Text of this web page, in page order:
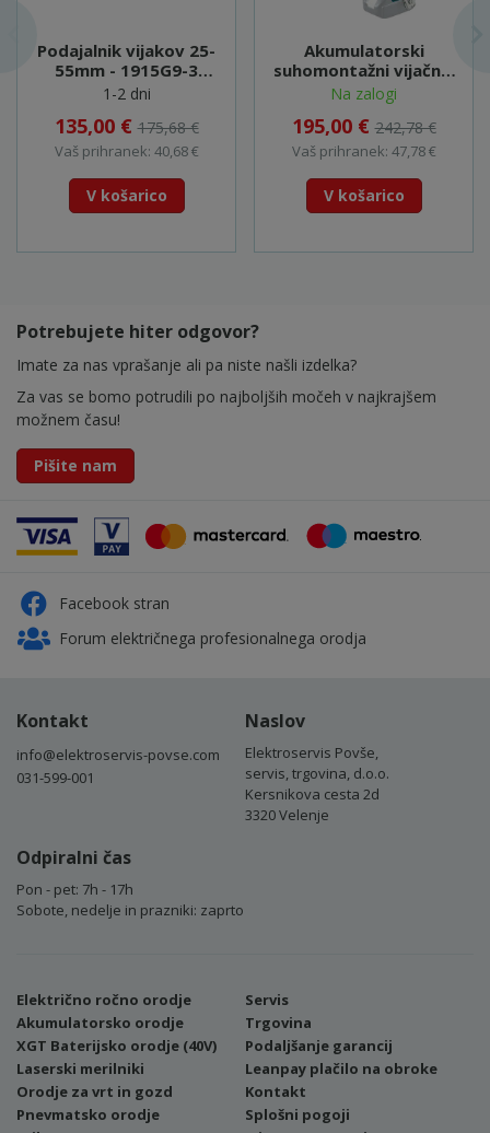
Podajalnik vijakov 25-
55mm - 1915G9-3
(191W94-5)
1-2 dni
135,00 €175,68 €
Vaš prihranek: 40,68 €
V košarico
Akumulatorski
suhomontažni vijačnik
- DFS452Z
Na zalogi
195,00 €242,78 €
Vaš prihranek: 47,78 €
V košarico
Potrebujete hiter odgovor?
Imate za nas vprašanje ali pa niste našli izdelka?
Za vas se bomo potrudili po najboljših močeh v najkrajšem
možnem času!
Pišite nam
Facebook stran
Forum električnega profesionalnega orodja
Kontakt
info@elektroservis-povse.com
031-599-001
Naslov
Elektroservis Povše,
servis, trgovina, d.o.o.
Kersnikova cesta 2d
3320 Velenje
Odpiralni čas
Pon - pet: 7h - 17h
Sobote, nedelje in prazniki: zaprto
Električno ročno orodje
Akumulatorsko orodje
XGT Baterijsko orodje (40V)
Laserski merilniki
Orodje za vrt in gozd
Pnevmatsko orodje
Servis
Trgovina
Podaljšanje garancij
Leanpay plačilo na obroke
Kontakt
Splošni pogoji